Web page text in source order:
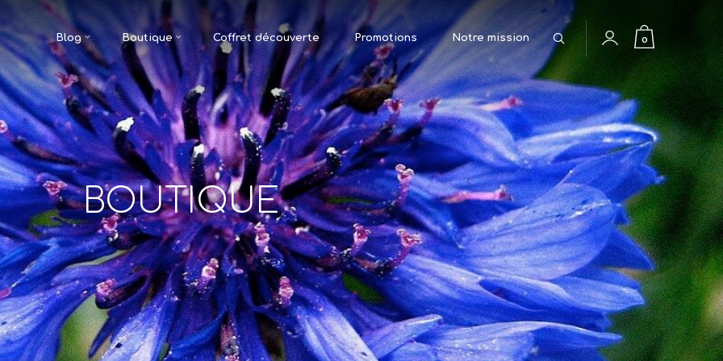
Blog Boutique Coffret découverte Promotions Notre mission
Rechercher
0
BOUTIQUE